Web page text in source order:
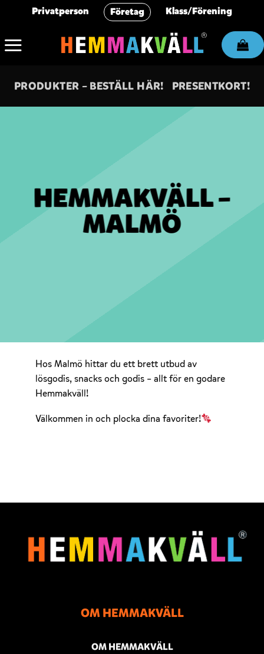
Privatperson Företag Klass/Förening
PRODUKTER – BESTÄLL HÄR! PRESENTKORT!
HEMMAKVÄLL –
MALMÖ
Hos Malmö hittar du ett brett utbud av
lösgodis, snacks och godis – allt för en godare
Hemmakväll!
Välkommen in och plocka dina favoriter!
OM HEMMAKVÄLL
OM HEMMAKVÄLL